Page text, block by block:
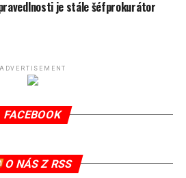
těžby hnědého uhlí pro
stížnostmi českých samospráv
Rosario Silva de Lapureta
proto na žádost
je stále šéfprokurátor
ADVERTISEMENT
FACEBOOK
O NÁS Z RSS